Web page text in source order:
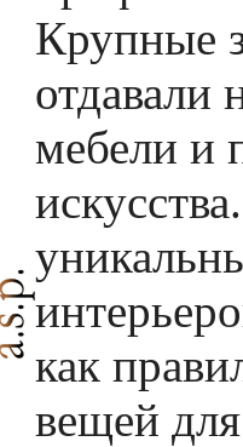
Крупные
отдавали
мебели и
как
вещей